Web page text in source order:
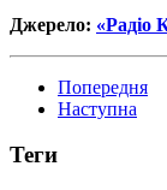
Джерело: «Радіо
Попередня
Наступна
Теги